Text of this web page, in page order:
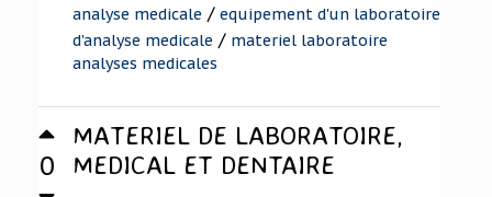
analyse medicale / equipement d'un laboratoire
d'analyse medicale / materiel laboratoire
analyses medicales
0
MATERIEL DE LABORATOIRE,
MEDICAL ET DENTAIRE